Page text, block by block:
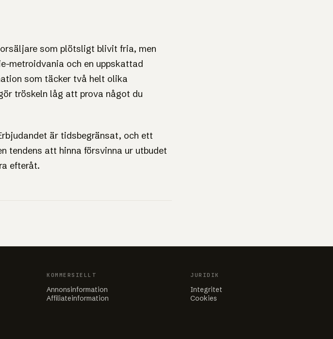
som plötsligt blivit fria, men
metroidvania och en uppskattad
som täcker två helt olika
tröskeln låg att prova något du
är tidsbegränsat, och ett
tendens att hinna försvinna ur utbudet
efteråt.
KOMMERSIELLT
Annonsinformation
Affiliateinformation
JURIDIK
Integritet
Cookies